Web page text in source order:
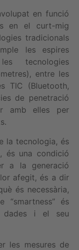
en funció
en el curt-mig
tradicionals
les espires
tecnologies
entre les
TIC (Bluetooth,
de penetració
amb elles per
la tecnologia, és
és una condició
a la generació
afegit, és a dir
és necessària,
és
dades i el seu
les mesures de